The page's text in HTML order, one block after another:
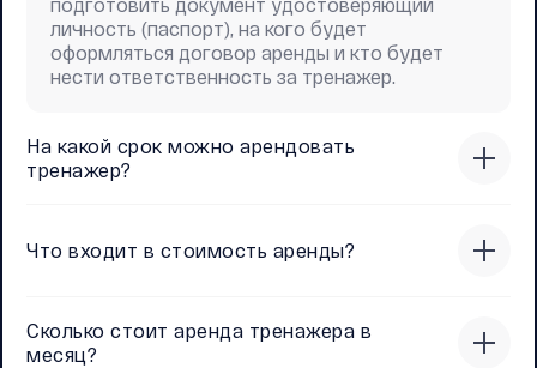
На какой срок можно арендовать
тренажер?
Что входит в стоимость аренды?
Сколько стоит аренда тренажера в
месяц?
подготовить документ удостоверяющий
личность (паспорт), на кого будет
оформляться договор аренды и кто будет
нести ответственность за тренажер.